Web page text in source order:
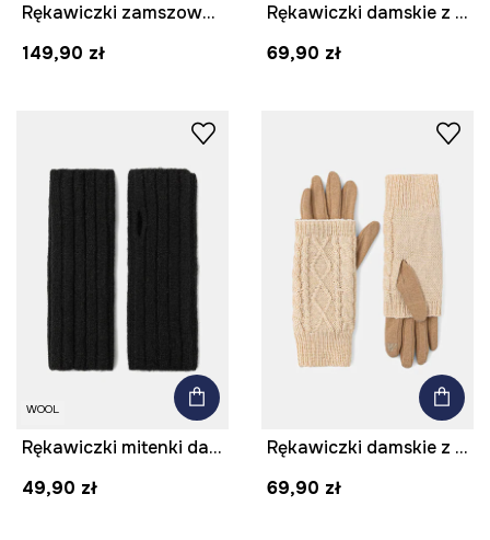
Rękawiczki zamszowe damskie z domieszką wełny kolor brązowy
149,90 zł
Rękawiczki damskie z dzianiny kolor czarny
69,90 zł
WOOL
Rękawiczki mitenki damskie z domieszką wełny kolor czarny
49,90 zł
Rękawiczki damskie z dzianiny kolor beżowy
69,90 zł